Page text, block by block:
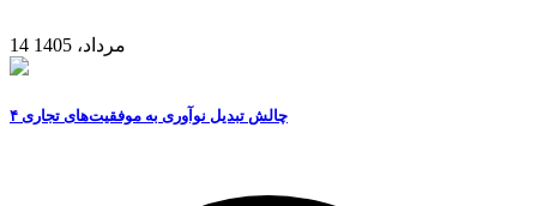
14 مرداد، 1405
۴ چالش تبدیل نوآوری به موفقیت‌های تجاری